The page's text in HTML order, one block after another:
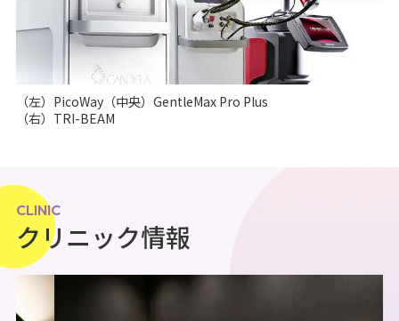
（左）PicoWay（中央）GentleMax Pro Plus
（右）TRI-BEAM
CLINIC
クリニック情報